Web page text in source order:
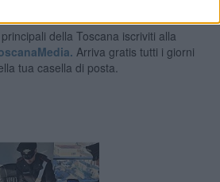
della Toscana iscriviti alla
Arriva gratis tutti i giorni
tua casella di posta.